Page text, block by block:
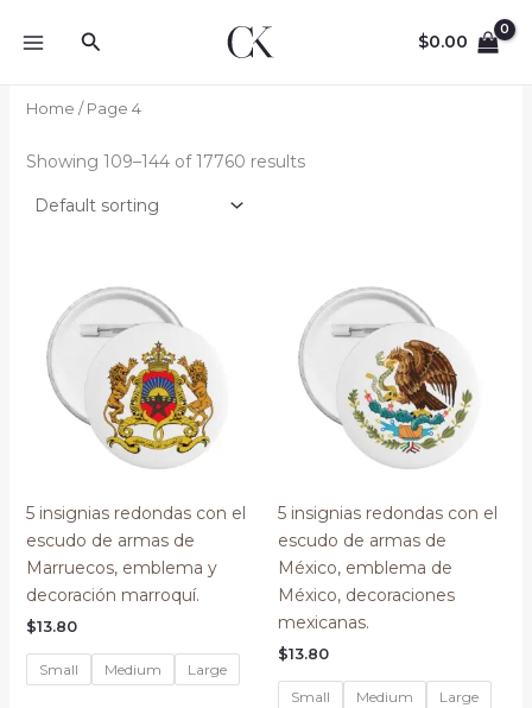
Search $0.00
Home / Page 4
Showing 109–144 of 17760 results
5 insignias redondas con el
escudo de armas de
Marruecos, emblema y
decoración marroquí.
$13.80
Small Medium Large
5 insignias redondas con el
escudo de armas de
México, emblema de
México, decoraciones
mexicanas.
$13.80
Small Medium Large